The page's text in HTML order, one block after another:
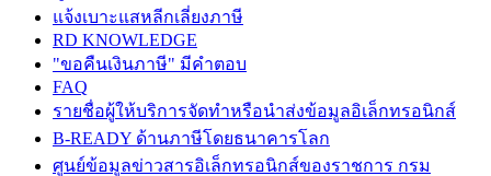
แจ้งเบาะแสหลีกเลี่ยงภาษี
RD KNOWLEDGE
"ขอคืนเงินภาษี" มีคำตอบ
FAQ
รายชื่อผู้ให้บริการจัดทำหรือนำส่งข้อมูลอิเล็กทรอนิกส์
B-READY ด้านภาษีโดยธนาคารโลก
ศูนย์ข้อมูลข่าวสารอิเล็กทรอนิกส์ของราชการ กรม